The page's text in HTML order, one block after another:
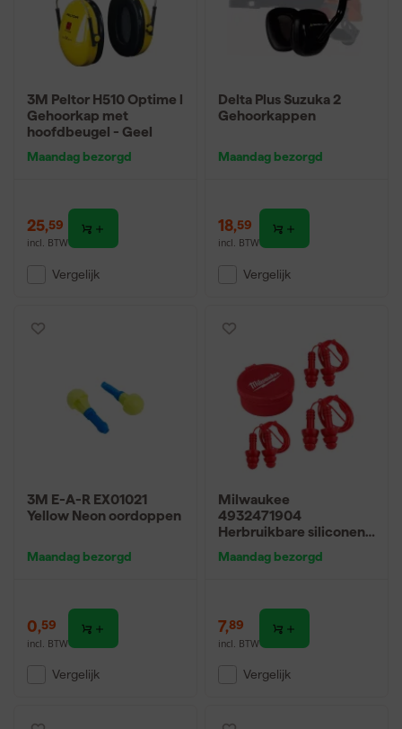
3M Peltor H510 Optime l
Gehoorkap met
hoofdbeugel - Geel
Maandag bezorgd
25,59
incl. BTW
Vergelijk
Delta Plus Suzuka 2
Gehoorkappen
Maandag bezorgd
18,59
incl. BTW
Vergelijk
3M E-A-R EX01021
Yellow Neon oordoppen
Maandag bezorgd
0,59
incl. BTW
Vergelijk
Milwaukee
4932471904
Herbruikbare siliconen
(3-pack) - SNR 31dB
Maandag bezorgd
7,89
incl. BTW
Vergelijk